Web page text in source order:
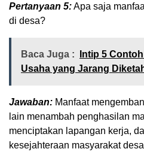
Pertanyaan 5:Apa saja
di desa?
Baca Juga :
Intip 5
Usaha yang Jarang
Jawaban: Manfaat
lain menambah penghasilan
menciptakan lapangan kerja,
kesejahteraan masyarakat